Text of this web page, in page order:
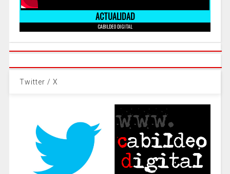
ACTUALIDAD
CABILDEO DIGITAL
Twitter / X